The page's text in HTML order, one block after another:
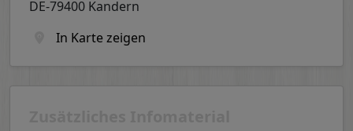
DE-79400 Kandern
In Karte zeigen